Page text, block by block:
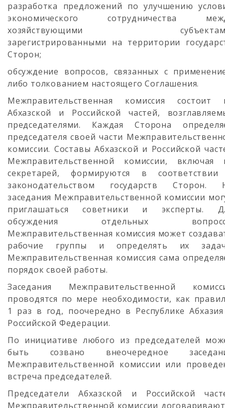
разработка предложений по улучшению
экономического сотрудничества
хозяйствующими
зарегистрированными на территории
Сторон;
обсуждение вопросов, связанных с
либо толкованием настоящего Соглашения.
Межправительственная комиссия состоит
Абхазской и Российской частей,
председателями. Каждая Сторона
председателя своей части
комиссии. Составы Абхазской и Российской
Межправительственной комиссии, включая
секретарей, формируются в
законодательством государств Сторон.
заседания Межправительственной комиссии
приглашаться советники и эксперты.
обсуждения отдельных
Межправительственная комиссия может
рабочие группы и определять их
Межправительственная комиссия сама
порядок своей работы.
Заседания Межправительственной
проводятся по мере необходимости, как
1 раз в год, поочередно в Республике
Российской Федерации.
По инициативе любого из председателей
быть созвано внеочередное
Межправительственной комиссии или
встреча председателей.
Председатели Абхазской и Российской
Межправительственной комиссии